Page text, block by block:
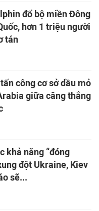
đổ bộ miền Đông
hơn 1 triệu người
tán
công cơ sở dầu mỏ
giữa căng thẳng
khả năng “đóng
đột Ukraine, Kiev
sẽ...